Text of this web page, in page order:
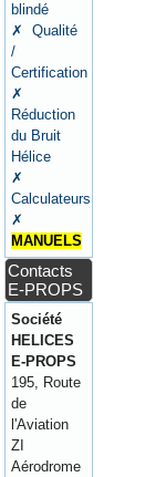
blindé
✗ Qualité
/
Certification
✗
Réduction
du Bruit
Hélice
✗
Calculateurs
✗
MANUELS
Contacts
E-PROPS
Société
HELICES
E-PROPS
195, Route
de
l'Aviation
ZI
Aérodrome